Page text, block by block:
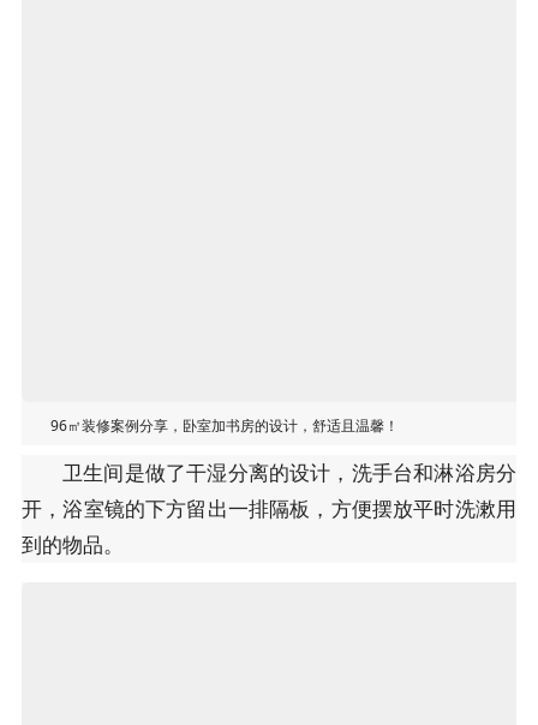
96㎡装修案例分享，卧室加书房的设计，舒适且温馨！
卫生间是做了干湿分离的设计，洗手台和淋浴房分
开，浴室镜的下方留出一排隔板，方便摆放平时洗漱用
到的物品。